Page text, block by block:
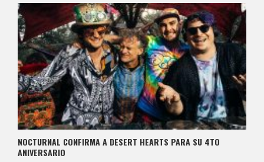
NOCTURNAL CONFIRMA A DESERT HEARTS PARA SU 4TO
ANIVERSARIO